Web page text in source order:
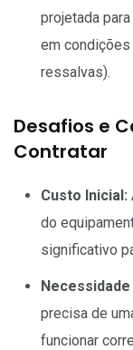
projetada
em
ressalvas).
Desafios e
Contratar
Custo Inicial:
do
significativo
Necessidade
precisa de
funcionar